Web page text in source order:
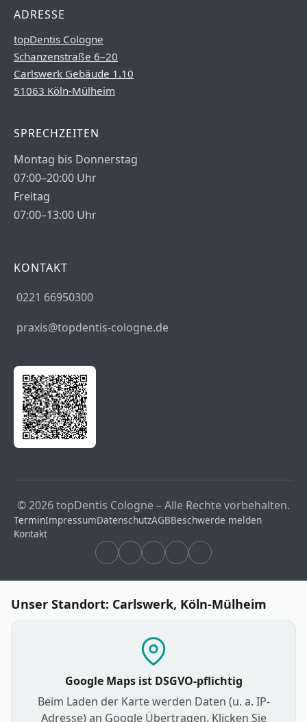
ADRESSE
topDentis Cologne
Schanzenstraße 6–20
Carlswerk Gebäude 1.10
51063 Köln-Mülheim
SPRECHZEITEN
Montag bis Donnerstag
07:00–20:00 Uhr
Freitag
07:00–13:00 Uhr
KONTAKT
0221 66950300
praxis@topdentis-cologne.de
© 2026 topDentis Cologne – Alle Rechte vorbehalten.
TerminImpressumDatenschutzAGBBeschwerde melden
Kontakt
Unser Standort: Carlswerk, Köln-Mülheim
Google Maps ist DSGVO-pflichtig
Beim Laden der Karte werden Daten (u. a. IP-
Adresse) an Google Übertragen. Klicken Sie